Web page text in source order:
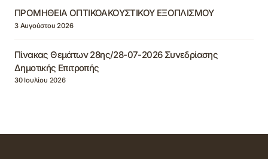
ΠΡΟΜΗΘΕΙΑ ΟΠΤΙΚΟΑΚΟΥΣΤΙΚΟΥ ΕΞΟΠΛΙΣΜΟΥ
3 Αυγούστου 2026
Πίνακας Θεμάτων 28ης/28-07-2026 Συνεδρίασης
Δημοτικής Επιτροπής
30 Ιουλίου 2026